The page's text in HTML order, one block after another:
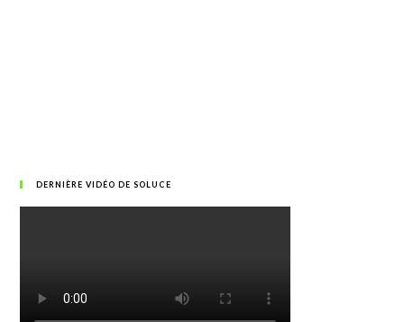
DERNIÈRE VIDÉO DE SOLUCE